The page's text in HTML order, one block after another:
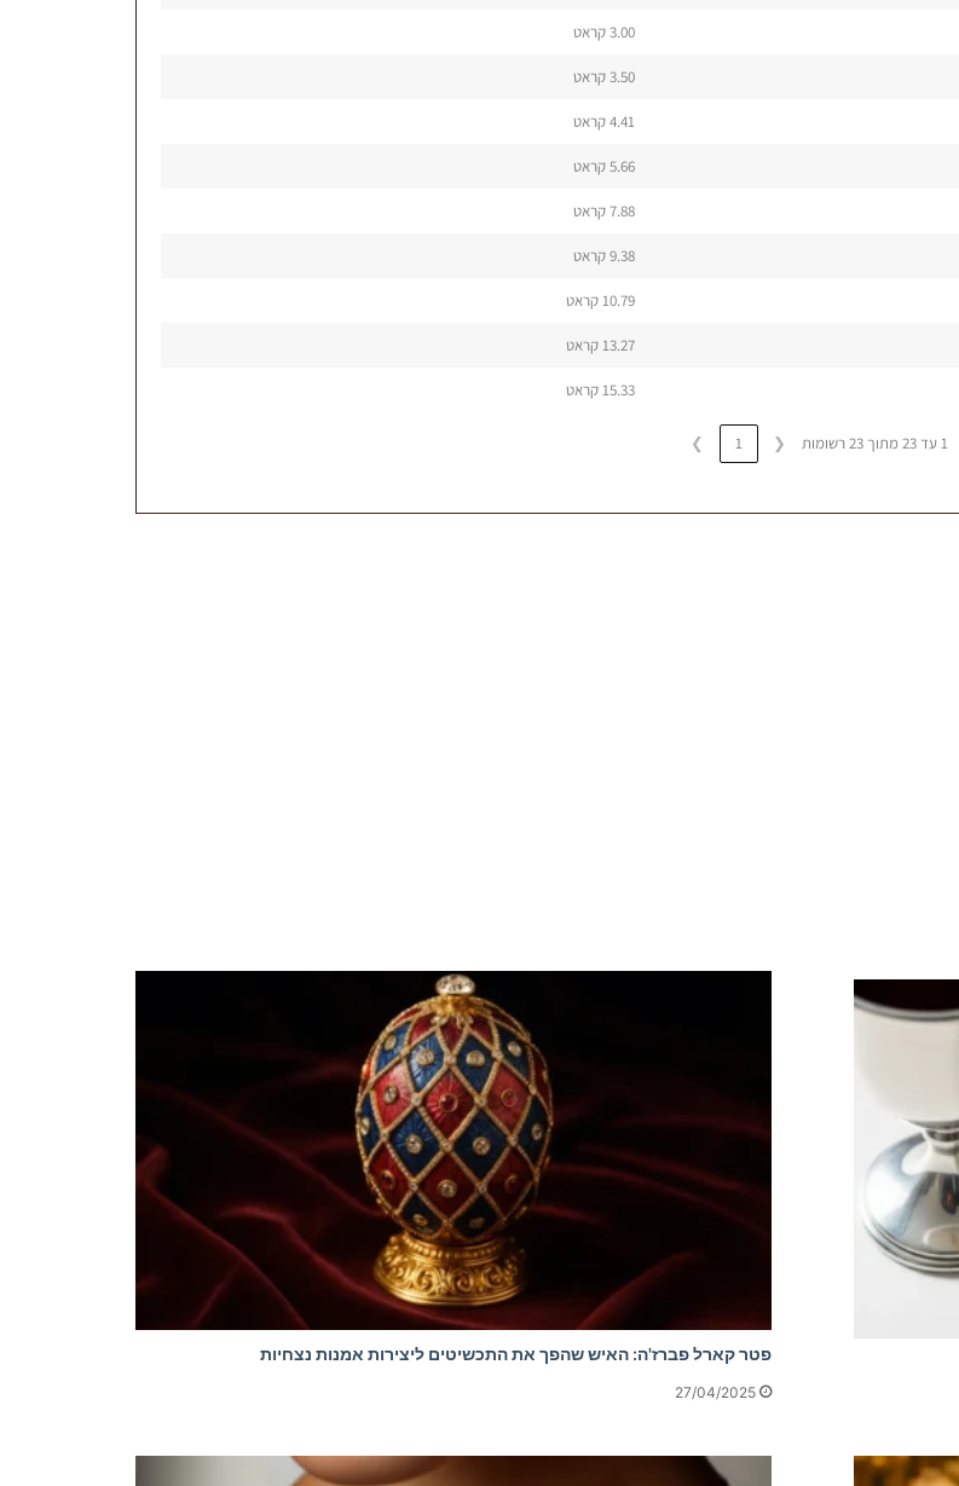
3.00 קראט
3.50 קראט
4.41 קראט
5.66 קראט
7.88 קראט
9.38 קראט
10.79 קראט
13.27 קראט
15.33 קראט
1 עד 23 מתוך 23 רשומות ❮
1
❯
פטר קארל פברז'ה: האיש שהפך את התכשיטים ליצירות אמנות נצחיות
27/04/2025